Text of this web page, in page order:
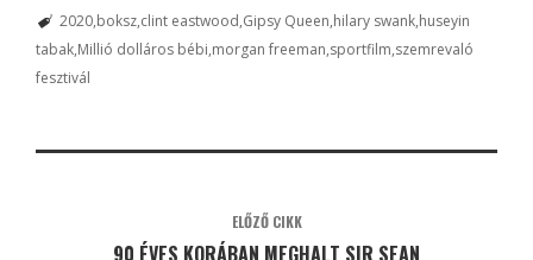
2020 boksz clint eastwood Gipsy Queen hilary swank huseyin
tabak Millió dolláros bébi morgan freeman sportfilm szemrevaló
fesztivál
ELŐZŐ CIKK
90 ÉVES KORÁBAN MEGHALT SIR SEAN